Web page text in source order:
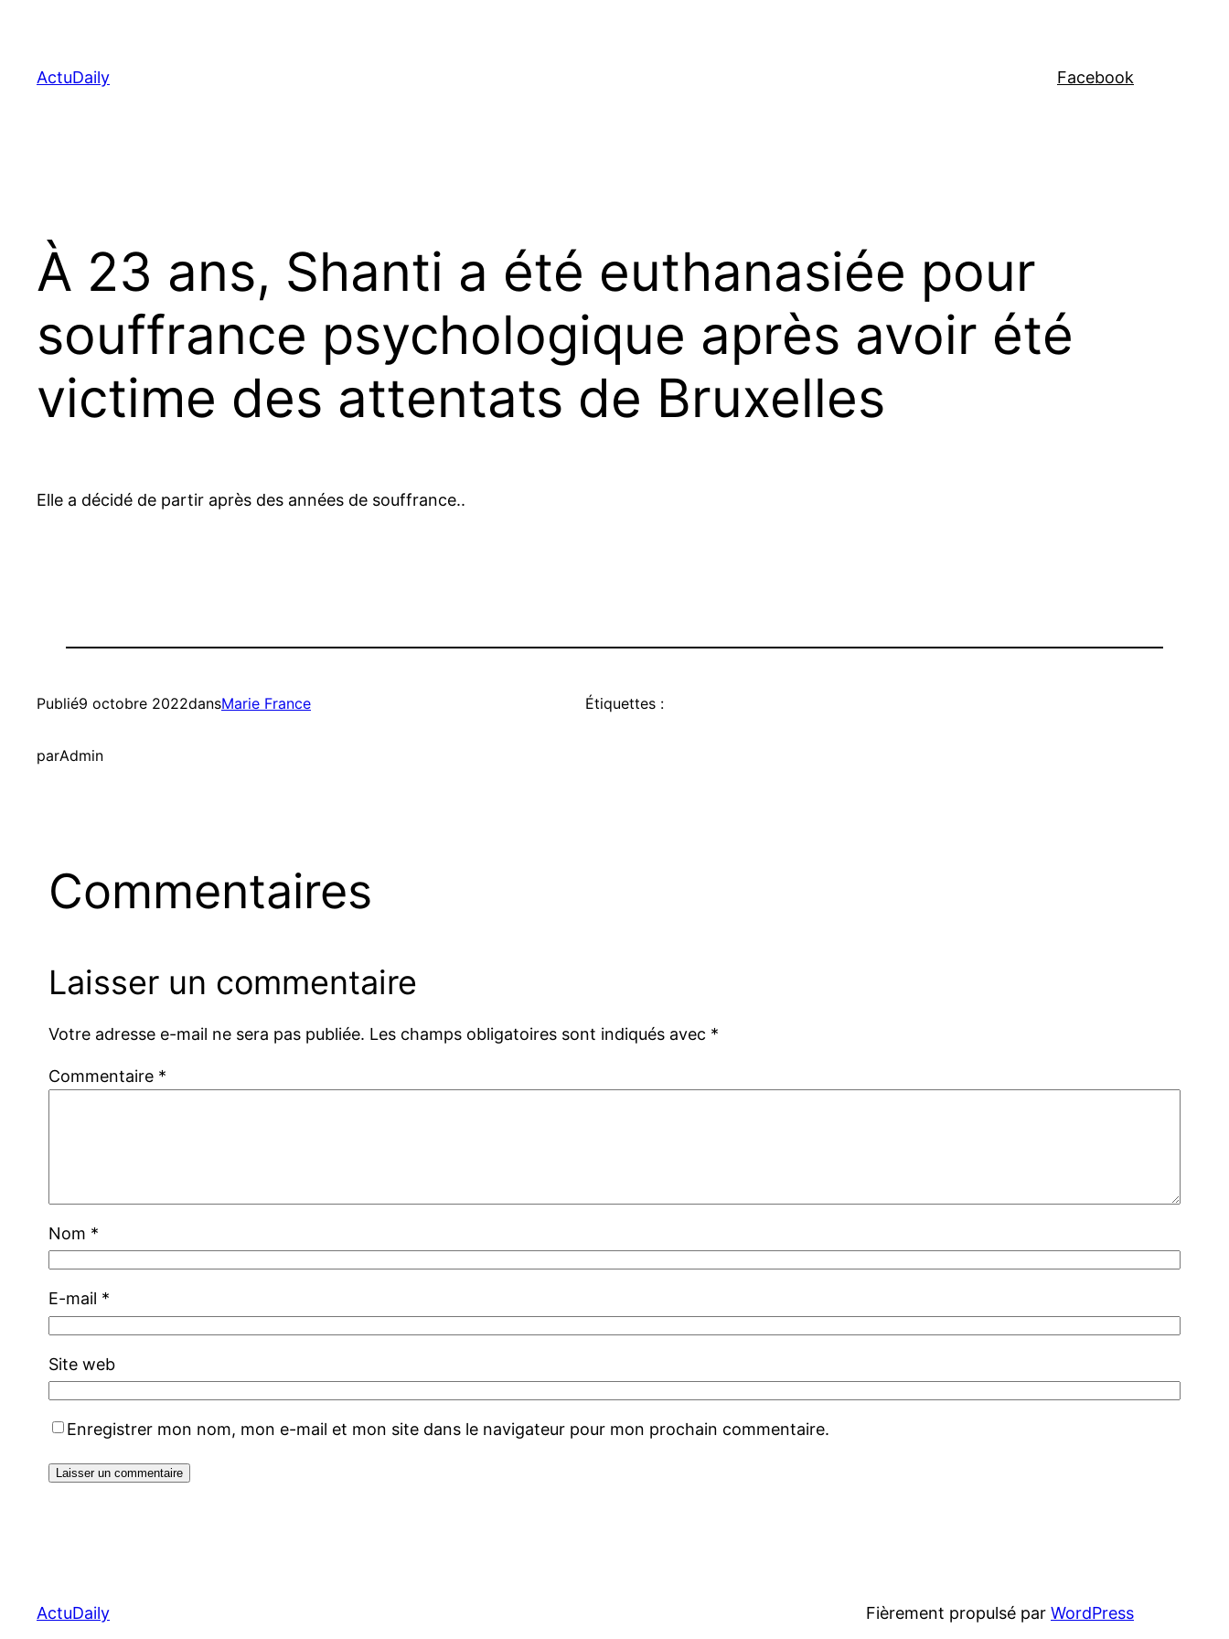
contenu
ActuDaily Facebook
À 23 ans, Shanti a été euthanasiée pour
souffrance psychologique après avoir été
victime des attentats de Bruxelles
Elle a décidé de partir après des années de souffrance..
Publié9 octobre 2022dansMarie France
parAdmin
Étiquettes :
Commentaires
Laisser un commentaire
Votre adresse e-mail ne sera pas publiée. Les champs obligatoires sont indiqués avec *
Commentaire *
Nom *
E-mail *
Site web
Enregistrer mon nom, mon e-mail et mon site dans le navigateur pour mon prochain commentaire.
ActuDaily Fièrement propulsé par WordPress